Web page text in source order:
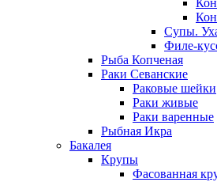
Супы.
Филе-
Рыба Копченая
Раки Севанские
Раковые шейки
Раки живые
Раки варенные
Рыбная Икра
Бакалея
Крупы
Фасованная